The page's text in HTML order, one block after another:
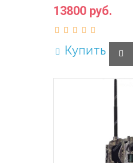
13800 руб.
Купить